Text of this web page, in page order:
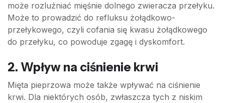
może rozluźniać mięśnie dolnego zwieracza przełyku.
Może to prowadzić do refluksu żołądkowo-
przełykowego, czyli cofania się kwasu żołądkowego
do przełyku, co powoduje zgagę i dyskomfort.
2. Wpływ na ciśnienie krwi
Mięta pieprzowa może także wpływać na ciśnienie
krwi. Dla niektórych osób, zwłaszcza tych z niskim